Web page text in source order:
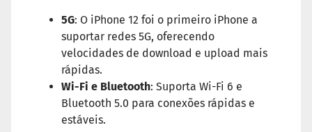
5G: O iPhone 12 foi o primeiro iPhone a
suportar redes 5G, oferecendo
velocidades de download e upload mais
rápidas.
Wi-Fi e Bluetooth: Suporta Wi-Fi 6 e
Bluetooth 5.0 para conexões rápidas e
estáveis.